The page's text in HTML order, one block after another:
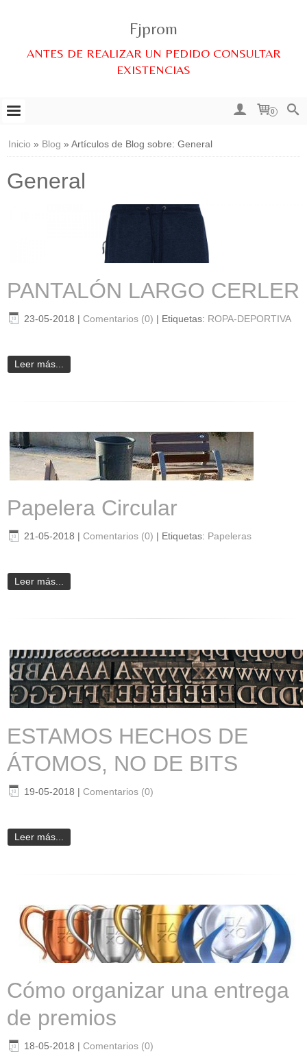
Fjprom
ANTES DE REALIZAR UN PEDIDO CONSULTAR
EXISTENCIAS
0
Inicio » Blog » Artículos de Blog sobre: General
General
PANTALÓN LARGO CERLER
23-05-2018 | Comentarios (0) | Etiquetas: ROPA-DEPORTIVA
Leer más...
Papelera Circular
21-05-2018 | Comentarios (0) | Etiquetas: Papeleras
Leer más...
ESTAMOS HECHOS DE
ÁTOMOS, NO DE BITS
19-05-2018 | Comentarios (0)
Leer más...
Cómo organizar una entrega
de premios
18-05-2018 | Comentarios (0)